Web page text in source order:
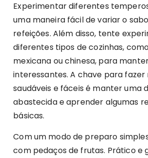
Experimentar diferentes
uma maneira fácil de variar o
refeições. Além disso, tente
diferentes tipos de cozinhas,
mexicana ou chinesa, para
interessantes. A chave para fazer
saudáveis e fáceis é manter uma
abastecida e aprender algumas
básicas.
Com um modo de preparo
com pedaços de frutas. Prático e